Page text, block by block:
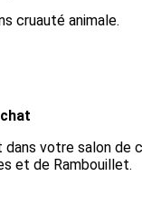
cruauté animale.
votre salon de
et de Rambouillet.